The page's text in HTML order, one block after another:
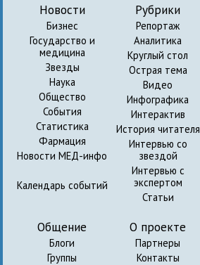
Новости
Бизнес
Государство и
медицина
Звезды
Наука
Общество
События
Статистика
Фармация
Новости МЕД-инфо
Календарь событий
Рубрики
Репортаж
Аналитика
Круглый стол
Острая тема
Видео
Инфографика
Интерактив
История читателя
Интервью со
звездой
Интервью с
экспертом
Статьи
Общение
Блоги
Группы
О проекте
Партнеры
Контакты